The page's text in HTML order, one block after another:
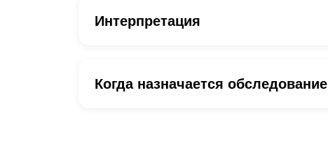
Интерпретация
Когда назначается обследование